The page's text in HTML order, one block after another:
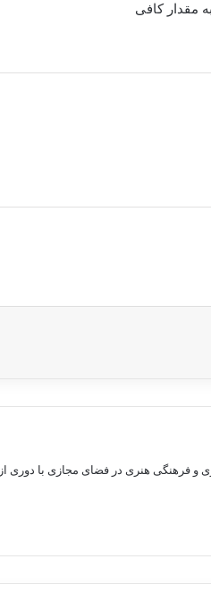
به مقدار کافی
مطالب خبری و فرهنگی هنری در فضای مجازی با دوری از